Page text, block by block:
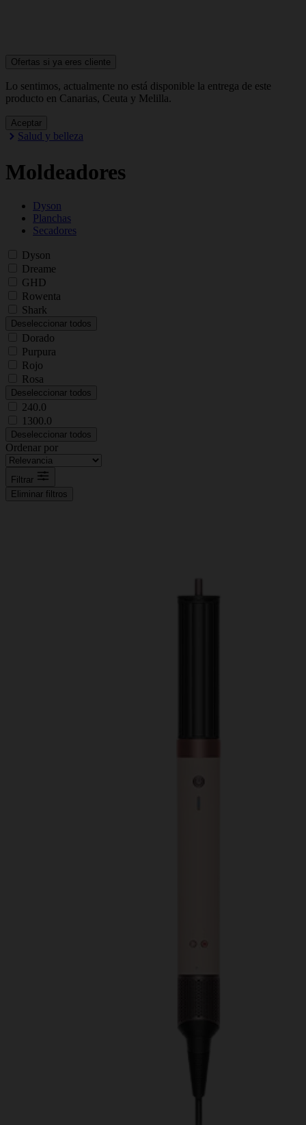
Ofertas si ya eres cliente
Lo sentimos, actualmente no está disponible la entrega de este
producto en Canarias, Ceuta y Melilla.
Aceptar
Salud y belleza
Moldeadores
Dyson
Planchas
Secadores
Dyson
Dreame
GHD
Rowenta
Shark
Deseleccionar todos
Dorado
Purpura
Rojo
Rosa
Deseleccionar todos
240.0
1300.0
Deseleccionar todos
Ordenar por
Filtrar
Eliminar filtros